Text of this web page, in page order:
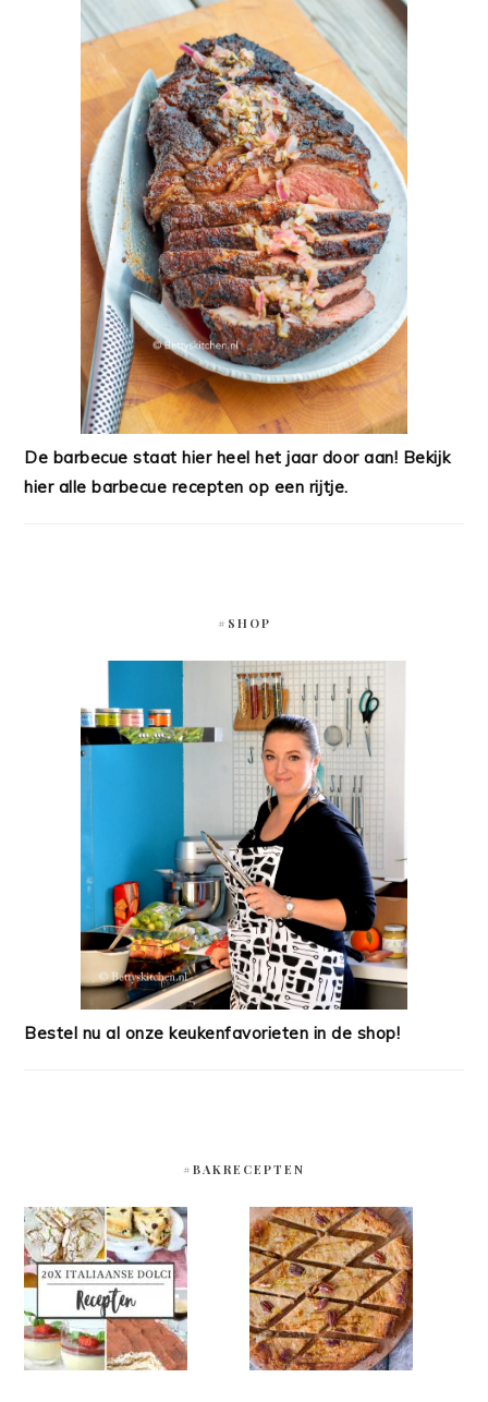
De barbecue staat hier heel het jaar door aan! Bekijk
hier alle barbecue recepten op een rijtje.
#SHOP
Bestel nu al onze keukenfavorieten in de shop!
#BAKRECEPTEN